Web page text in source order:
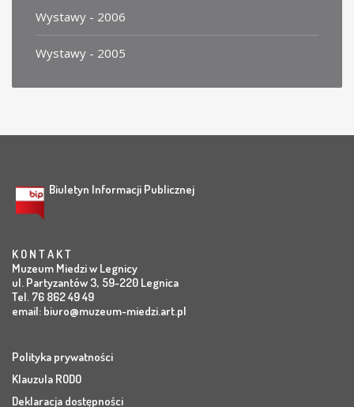
Wystawy - 2006
Wystawy - 2005
Biuletyn Informacji Publicznej
K O N T A K T
Muzeum Miedzi w Legnicy
ul. Partyzantów 3, 59-220 Legnica
Tel. 76 862 49 49
email: biuro@muzeum-miedzi.art.pl
Polityka prywatności
Klauzula RODO
Deklaracja dostępności